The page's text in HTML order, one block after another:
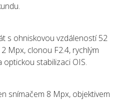
s ohniskovou vzdáleností 52
Mpx, clonou F2.4, rychlým
stabilizaci OIS.
snímačem 8 Mpx, objektivem